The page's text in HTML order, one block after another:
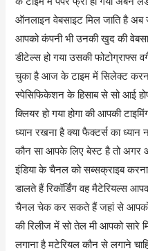
के टाइम में पेपर फ्री हो गया अर्बन
ऑनलाइन वेबसाइट मिल जाति है
आपको कंपनी भी उनकी खुद की
डीटेल्स हो गया उसकी फोटोग्राफ्स
चुका है आज के टाइम में सिलेक्ट करना
स्पेसिफिकेशन के हिसाब से सो आई
क्लियर हो गया होगा की आपकी
ध्यान रखना है क्या फैक्टर्स का
कौन सा आपके लिए बेस्ट है तो अगर
इंडिया के चैनल को सब्सक्राइब करना
डालते हैं रिकॉर्डिंग वह मैटेरियल्स
चैनल चेक कर सकते हैं जहां से आपको
की रिलीज में सो तेल मी आपको सारे
लगाना है मटेरियल कौन से लगाने